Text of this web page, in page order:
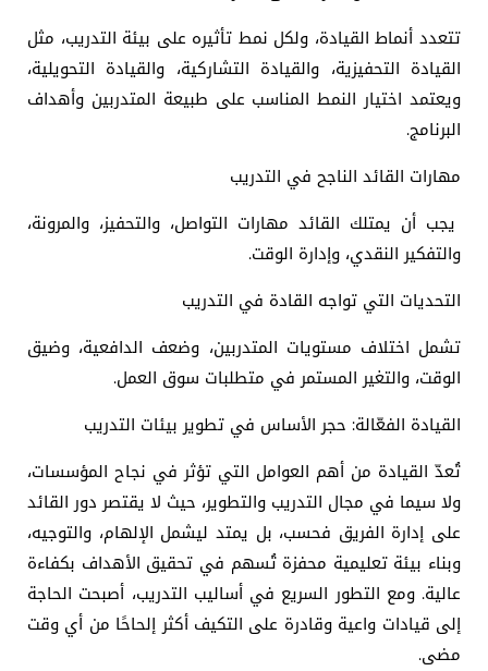
تتعدد أنماط القيادة، ولكل نمط تأثيره على بيئة التدريب، مثل
القيادة التحفيزية، والقيادة التشاركية، والقيادة التحويلية،
ويعتمد اختيار النمط المناسب على طبيعة المتدربين وأهداف
البرنامج.
مهارات القائد الناجح في التدريب
يجب أن يمتلك القائد مهارات التواصل، والتحفيز، والمرونة،
والتفكير النقدي، وإدارة الوقت.
التحديات التي تواجه القادة في التدريب
تشمل اختلاف مستويات المتدربين، وضعف الدافعية، وضيق
الوقت، والتغير المستمر في متطلبات سوق العمل.
القيادة الفعّالة: حجر الأساس في تطوير بيئات التدريب
تُعدّ القيادة من أهم العوامل التي تؤثر في نجاح المؤسسات،
ولا سيما في مجال التدريب والتطوير، حيث لا يقتصر دور القائد
على إدارة الفريق فحسب، بل يمتد ليشمل الإلهام، والتوجيه،
وبناء بيئة تعليمية محفزة تُسهم في تحقيق الأهداف بكفاءة
عالية. ومع التطور السريع في أساليب التدريب، أصبحت الحاجة
إلى قيادات واعية وقادرة على التكيف أكثر إلحاحًا من أي وقت
مضى.